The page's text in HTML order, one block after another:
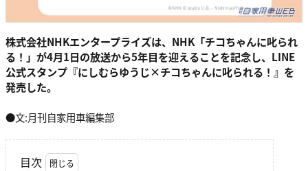
株式会社NHKエンタープライズは、NHK「チコちゃんに叱られ
る！」が4月1日の放送から5年目を迎えることを記念し、LINE
公式スタンプ『にしむらゆうじ×チコちゃんに叱られる！』を
発売した。
●文:月刊自家用車編集部
目次